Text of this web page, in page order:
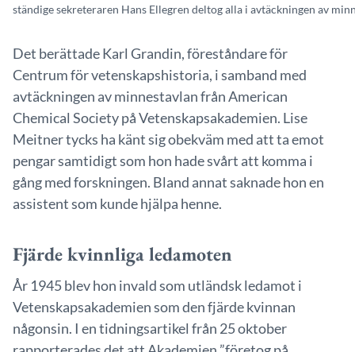
ständige sekreteraren Hans Ellegren deltog alla i avtäckningen av
Det berättade Karl Grandin, föreståndare för
Centrum för vetenskapshistoria, i samband med
avtäckningen av minnestavlan från American
Chemical Society på Vetenskapsakademien. Lise
Meitner tycks ha känt sig obekväm med att ta emot
pengar samtidigt som hon hade svårt att komma i
gång med forskningen. Bland annat saknade hon en
assistent som kunde hjälpa henne.
Fjärde kvinnliga ledamoten
År 1945 blev hon invald som utländsk ledamot i
Vetenskapsakademien som den fjärde kvinnan
någonsin. I en tidningsartikel från 25 oktober